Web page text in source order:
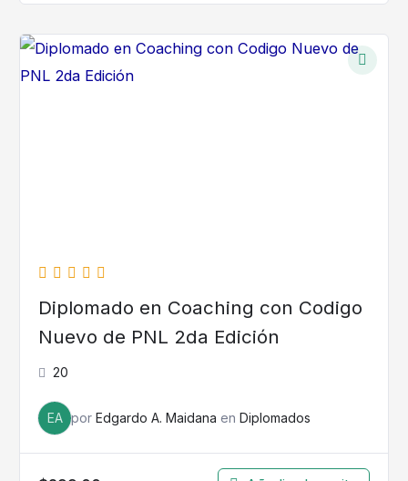
Diplomado en Coaching con Codigo
Nuevo de PNL 2da Edición
20
EA porEdgardo A. Maidana enDiplomados